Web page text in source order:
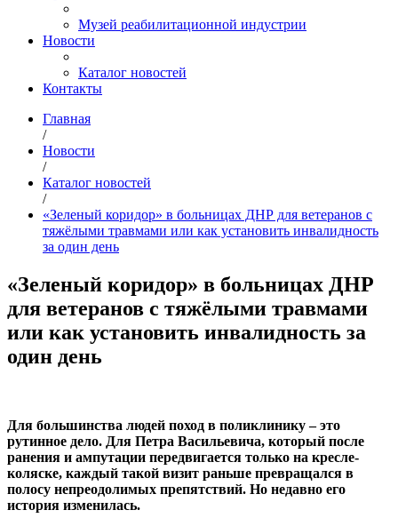
Музей реабилитационной индустрии
Новости
Каталог новостей
Контакты
Главная
/
Новости
/
Каталог новостей
/
«Зеленый коридор» в больницах ДНР для ветеранов с
тяжёлыми травмами или как установить инвалидность
за один день
«Зеленый коридор» в больницах ДНР
для ветеранов с тяжёлыми травмами
или как установить инвалидность за
один день
Для большинства людей поход в поликлинику – это
рутинное дело. Для Петра Васильевича, который после
ранения и ампутации передвигается только на кресле-
коляске, каждый такой визит раньше превращался в
полосу непреодолимых препятствий. Но недавно его
история изменилась.